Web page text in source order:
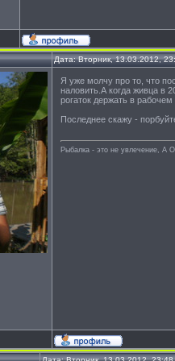
Дата: Вторник, 13.03.2012,
Я уже молчу про то, что
наловить.А когда живца в
рогаток держать в
Последнее скажу -
Рыбалка - это не увлечение, А